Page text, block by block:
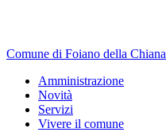
Comune di Foiano della Chiana
Amministrazione
Novità
Servizi
Vivere il comune